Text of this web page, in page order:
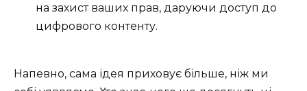
на захист ваших прав, даруючи доступ до
цифрового контенту.
Напевно, сама ідея приховує більше, ніж ми